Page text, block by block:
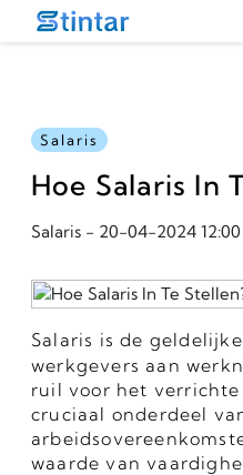
put google tag in file
Salaris
Hoe Salaris In
Salaris - 20-04-2024
Salaris is de
werkgevers aan
ruil voor het
cruciaal onderdeel
waarde van